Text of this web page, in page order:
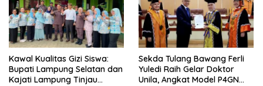
Kawal Kualitas Gizi Siswa:
Bupati Lampung Selatan dan
Kajati Lampung Tinjau
Sekda Tulang Bawang Ferli
Yuledi Raih Gelar Doktor
Unila, Angkat Model P4GN